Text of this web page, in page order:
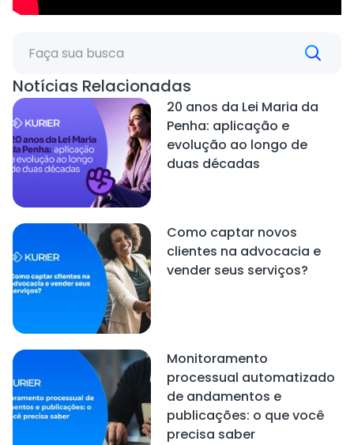
Notícias Relacionadas
20 anos da Lei Maria da
Penha: aplicação e
evolução ao longo de
duas décadas
Como captar novos
clientes na advocacia e
vender seus serviços?
Monitoramento
processual automatizado
de andamentos e
publicações: o que você
precisa saber